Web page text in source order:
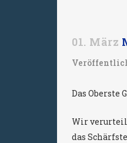
01. März
Das
Wir
das